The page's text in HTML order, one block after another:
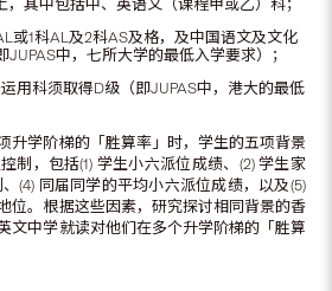
，其中包括中、英语文（课程甲或乙）科；
或1科AL及2科AS及格，及中国语文及文化
中，七所大学的最低入学要求）；
用科须取得D级（即JUPAS中，港大的最低
升学阶梯的「胜算率」时，学生的五项背景
制，包括(1) 学生小六派位成绩、(2) 学生家
(4) 同届同学的平均小六派位成绩，以及(5)
位。根据这些因素，研究探讨相同背景的香
文中学就读对他们在多个升学阶梯的「胜算